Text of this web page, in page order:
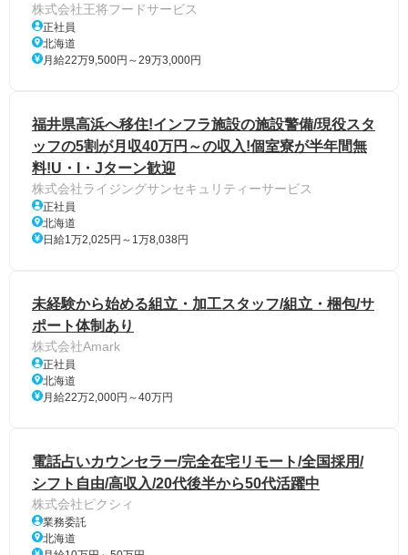
株式会社王将フードサービス
正社員
北海道
月給22万9,500円～29万3,000円
福井県高浜へ移住!インフラ施設の施設警備/現役スタ
ッフの5割が月収40万円～の収入!個室寮が半年間無
料!U・I・Jターン歓迎
株式会社ライジングサンセキュリティーサービス
正社員
北海道
日給1万2,025円～1万8,038円
未経験から始める組立・加工スタッフ/組立・梱包/サ
ポート体制あり
株式会社Amark
正社員
北海道
月給22万2,000円～40万円
電話占いカウンセラー/完全在宅リモート/全国採用/
シフト自由/高収入/20代後半から50代活躍中
株式会社ピクシィ
業務委託
北海道